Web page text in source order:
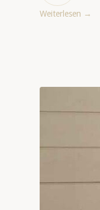
Weiterlesen →